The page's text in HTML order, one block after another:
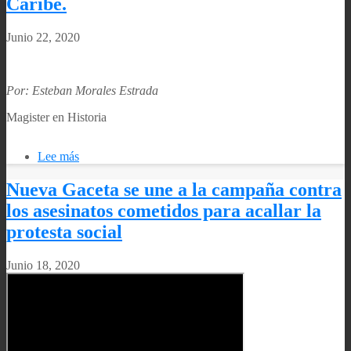
Junio 22, 2020
Por: Esteban Morales Estrada
Magister en Historia
Lee más
problemas
y
perspectivas.
Recomendaciones
de
CEPAL
Nueva Gaceta se une a la campaña contra
los asesinatos cometidos para acallar la
protesta social
Junio 18, 2020